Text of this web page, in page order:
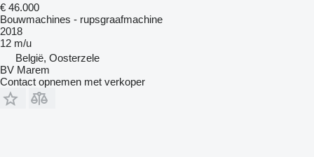
€ 46.000
Bouwmachines - rupsgraafmachine
2018
12 m/u
België, Oosterzele
BV Marem
Contact opnemen met verkoper